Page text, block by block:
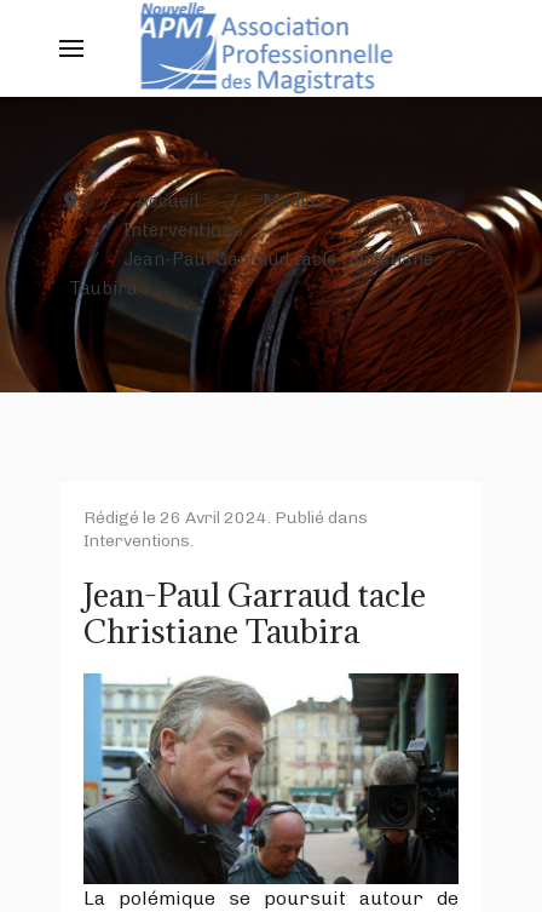
Accueil
Médias
Interventions
Jean-Paul Garraud tacle Christiane
Taubira
Rédigé le 26 Avril 2024. Publié dans
Interventions.
Jean-Paul Garraud tacle
Christiane Taubira
La polémique se poursuit autour de